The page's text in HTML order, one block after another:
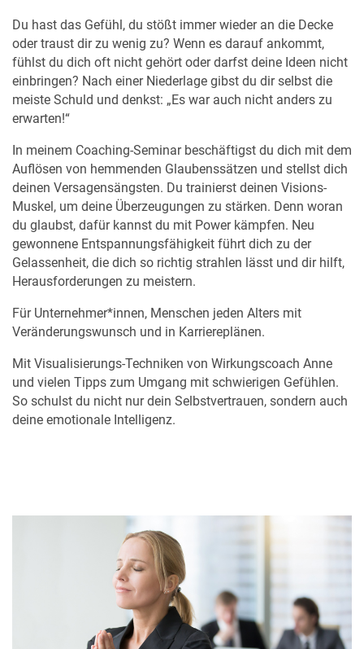
Du hast das Gefühl, du stößt immer wieder an die Decke
oder traust dir zu wenig zu? Wenn es darauf ankommt,
fühlst du dich oft nicht gehört oder darfst deine Ideen nicht
einbringen? Nach einer Niederlage gibst du dir selbst die
meiste Schuld und denkst: „Es war auch nicht anders zu
erwarten!“
In meinem Coaching-Seminar beschäftigst du dich mit dem
Auflösen von hemmenden Glaubenssätzen und stellst dich
deinen Versagensängsten. Du trainierst deinen Visions-
Muskel, um deine Überzeugungen zu stärken. Denn woran
du glaubst, dafür kannst du mit Power kämpfen. Neu
gewonnene Entspannungsfähigkeit führt dich zu der
Gelassenheit, die dich so richtig strahlen lässt und dir hilft,
Herausforderungen zu meistern.
Für Unternehmer*innen, Menschen jeden Alters mit
Veränderungswunsch und in Karriereplänen.
Mit Visualisierungs-Techniken von Wirkungscoach Anne
und vielen Tipps zum Umgang mit schwierigen Gefühlen.
So schulst du nicht nur dein Selbstvertrauen, sondern auch
deine emotionale Intelligenz.